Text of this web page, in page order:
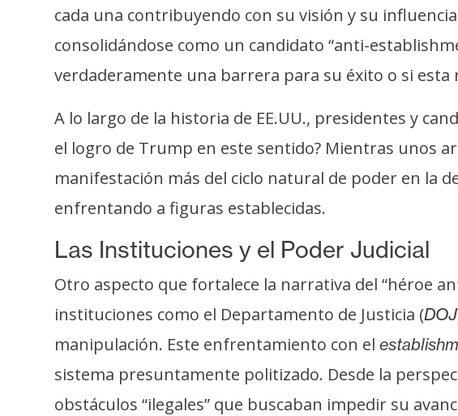
s
a
e
m
s
e
c
u
s
o
s
cada una contribuyendo con su visión y su
consolidándose como un candidato “anti-
verdaderamente una barrera para su éxito o si
A lo largo de la historia de EE.UU., presidentes y
el logro de Trump en este sentido? Mientras unos
manifestación más del ciclo natural de poder en la
enfrentando a figuras establecidas.
Las Instituciones y el Poder Judicial
Otro aspecto que fortalece la narrativa del “héroe
instituciones como el Departamento de Justicia (DOJ
manipulación. Este enfrentamiento con el
sistema presuntamente politizado. Desde la
obstáculos “ilegales” que buscaban impedir su